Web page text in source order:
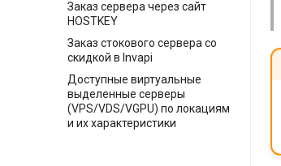
Заказ сервера через сайт
HOSTKEY
Заказ стокового сервера со
скидкой в Invapi
Доступные виртуальные
выделенные серверы
(VPS/VDS/VGPU) по локациям
и их характеристики